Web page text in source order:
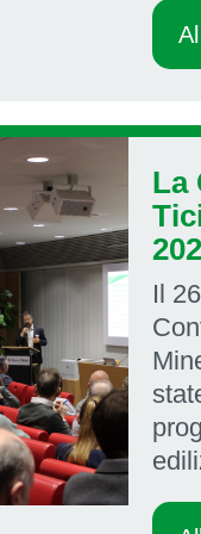
La
Il